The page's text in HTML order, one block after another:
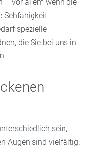
Schminken
sie reizen. Das
up.
– vor allem wenn die
Sehfähigkeit
spezielle
die Sie bei uns in
sein,
Augen sind vielfältig.